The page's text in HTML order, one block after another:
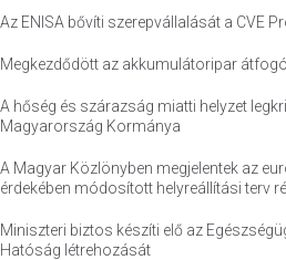
Az ENISA bővíti szerepvállalását a CVE
Megkezdődött az akkumulátoripar
A hőség és szárazság miatti helyzet
Magyarország Kormánya
A Magyar Közlönyben megjelentek az
érdekében módosított helyreállítási terv
Miniszteri biztos készíti elő az
Hatóság létrehozását